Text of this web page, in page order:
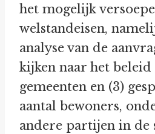
het mogelijk
welstandeisen,
analyse van de
kijken naar het
gemeenten en (3)
aantal bewoners,
andere partijen in de